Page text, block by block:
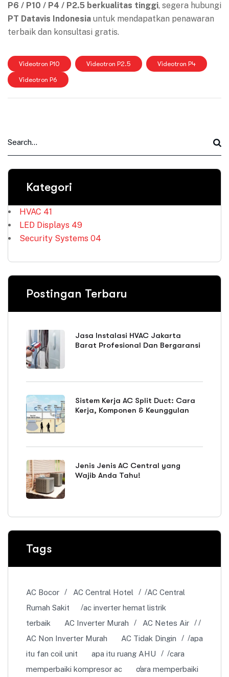
P6 / P10 / P4 / P2.5 berkualitas tinggi, segera hubungi
PT Datavis Indonesia untuk mendapatkan penawaran
terbaik dan konsultasi gratis.
Videotron P10 Videotron P2.5 Videotron P4
Videotron P6
Kategori
HVAC 41
LED Displays 49
Security Systems 04
Postingan Terbaru
Jasa Instalasi HVAC Jakarta
Barat Profesional Dan Bergaransi
Sistem Kerja AC Split Duct: Cara
Kerja, Komponen & Keunggulan
Jenis Jenis AC Central yang
Wajib Anda Tahu!
Tags
AC Bocor AC Central Hotel
AC Central
Rumah Sakit
ac inverter hemat listrik
terbaik
AC Inverter Murah
AC Netes Air
AC Non Inverter Murah
AC Tidak Dingin
apa
itu fan coil unit
apa itu ruang AHU
cara
memperbaiki kompresor ac
cara memperbaiki